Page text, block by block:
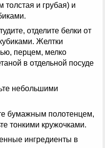
и грубая) и
отделите белки от
Желтки
перцем, мелко
в отдельной посуде
небольшими
бумажным полотенцем,
тонкими кружочками.
ингредиенты в